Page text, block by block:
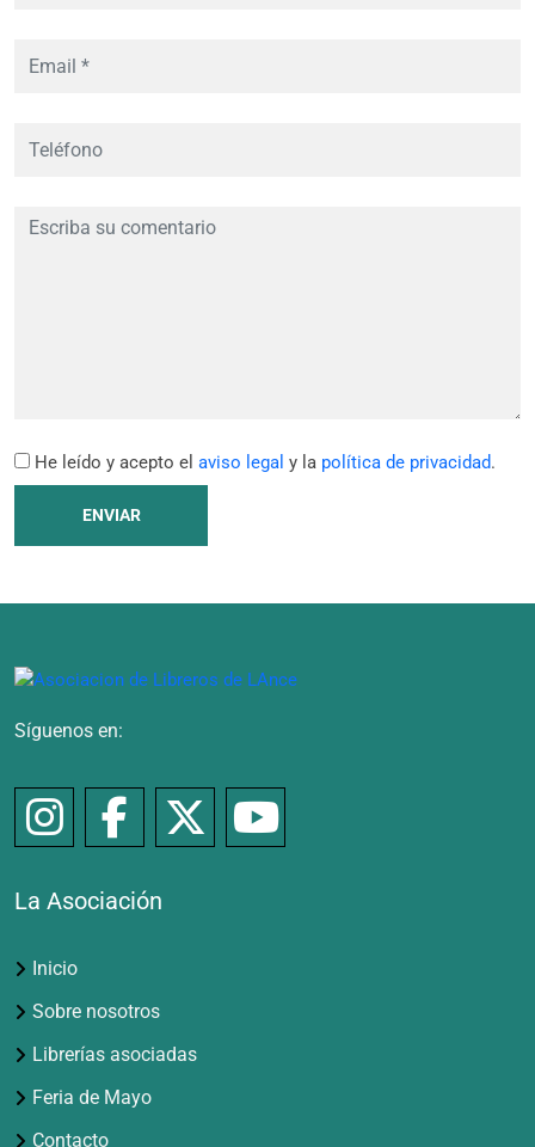
He leído y acepto el aviso legal y la política de privacidad.
ENVIAR
Síguenos en:
La Asociación
Inicio
Sobre nosotros
Librerías asociadas
Feria de Mayo
Contacto